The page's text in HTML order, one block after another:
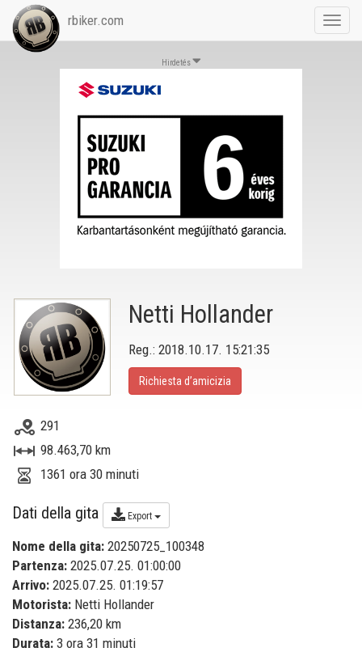
rbiker.com
Hirdetés
Netti Hollander
Reg.: 2018.10.17. 15:21:35
Richiesta d’amicizia
291
98.463,70 km
1361 ora 30 minuti
Dati della gita Export
Nome della gita: 20250725_100348
Partenza: 2025.07.25. 01:00:00
Arrivo: 2025.07.25. 01:19:57
Motorista: Netti Hollander
Distanza: 236,20 km
Durata: 3 ora 31 minuti